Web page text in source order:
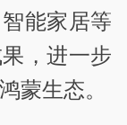
能家居等
，进一步
蒙生态。